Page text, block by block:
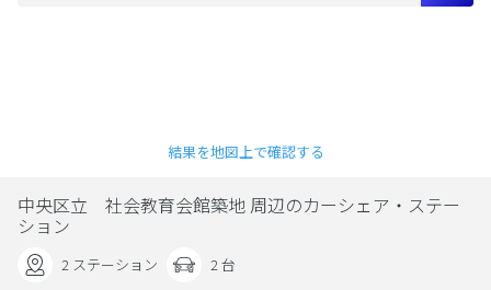
結果を地図上で確認する
中央区立 社会教育会館築地 周辺のカーシェア・ステー
ション
2 ステーション 2 台